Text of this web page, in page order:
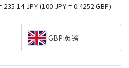
235.14 JPY (100 JPY = 0.4252 GBP)
GBP 英镑